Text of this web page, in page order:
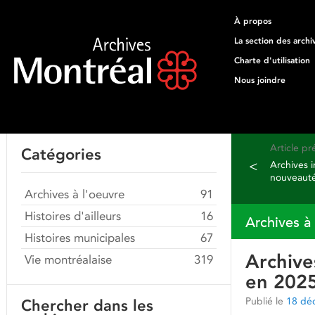
À propos
La section des
Charte d'utilisation
Nous joindre
Article
<
Archives
Archives
en
Publié le 18
Catégories
Archives à l'oeuvre
91
Histoires d'ailleurs
16
Histoires municipales
67
Vie montréalaise
319
Chercher dans les